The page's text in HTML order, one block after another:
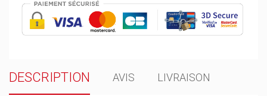
DESCRIPTION AVIS LIVRAISON